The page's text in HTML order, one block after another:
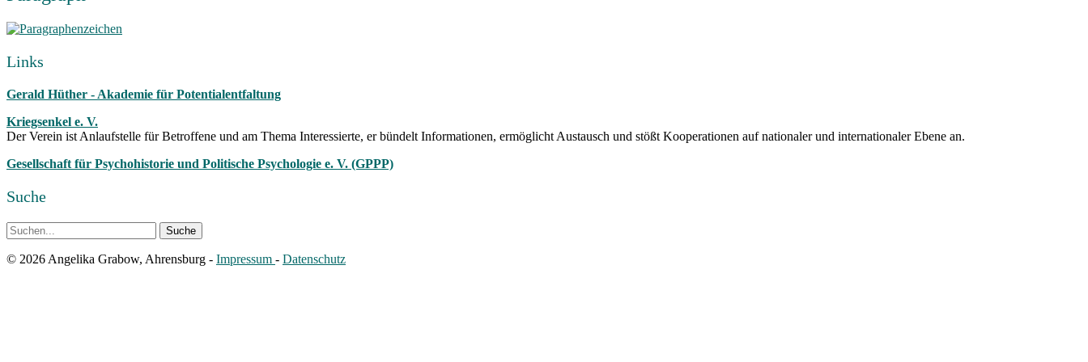
Links
Gerald Hüther - Akademie für Potentialentfaltung
Kriegsenkel e. V.
Der Verein ist Anlaufstelle für Betroffene und am Thema Interessierte, er bündelt Informationen, ermöglicht Austausch und stößt Kooperationen auf nationaler und internationaler Ebene an.
Gesellschaft für Psychohistorie und Politische Psychologie e. V. (GPPP)
Suche
© 2026 Angelika Grabow, Ahrensburg - Impressum - Datenschutz